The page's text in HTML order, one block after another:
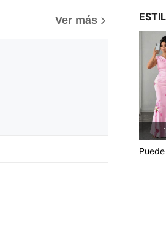
Ver más